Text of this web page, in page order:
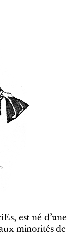
est né d’une
minorités de